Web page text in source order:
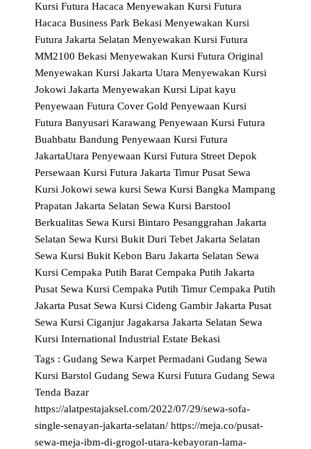
Kursi Futura HacacaMenyewakan Kursi Futura
Hacaca Business Park BekasiMenyewakan Kursi
Futura Jakarta SelatanMenyewakan Kursi Futura
MM2100 BekasiMenyewakan Kursi Futura Original
Menyewakan Kursi Jakarta UtaraMenyewakan Kursi
Jokowi JakartaMenyewakan Kursi Lipat kayu
Penyewaan Futura Cover GoldPenyewaan Kursi
Futura Banyusari KarawangPenyewaan Kursi Futura
Buahbatu BandungPenyewaan Kursi Futura
JakartaUtaraPenyewaan Kursi Futura Street Depok
Persewaan Kursi Futura Jakarta TimurPusat Sewa
Kursi Jokowisewa kursi Sewa Kursi Bangka Mampang
Prapatan Jakarta Selatan Sewa Kursi Barstool
Berkualitas Sewa Kursi Bintaro Pesanggrahan Jakarta
Selatan Sewa Kursi Bukit Duri Tebet Jakarta Selatan
Sewa Kursi Bukit Kebon Baru Jakarta Selatan Sewa
Kursi Cempaka Putih Barat Cempaka Putih Jakarta
Pusat Sewa Kursi Cempaka Putih Timur Cempaka Putih
Jakarta Pusat Sewa Kursi Cideng Gambir Jakarta Pusat
Sewa Kursi Ciganjur Jagakarsa Jakarta Selatan Sewa
Kursi International Industrial Estate Bekasi
Tags : Gudang Sewa Karpet PermadaniGudang Sewa
Kursi BarstolGudang Sewa Kursi FuturaGudang Sewa
Tenda Bazar
https://alatpestajaksel.com/2022/07/29/sewa-sofa-
single-senayan-jakarta-selatan/https://meja.co/pusat-
sewa-meja-ibm-di-grogol-utara-kebayoran-lama-